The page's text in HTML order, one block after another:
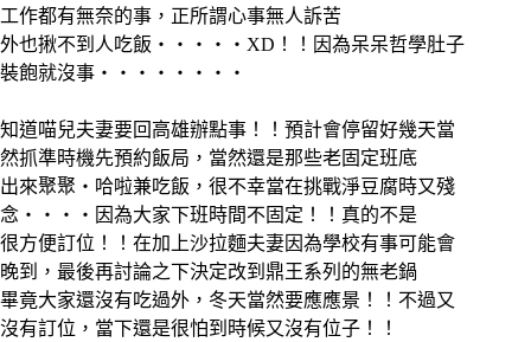
工作都有無奈的事，正所謂心事無人訴苦
外也揪不到人吃飯‧‧‧‧‧XD！！因為呆呆哲學肚子
裝飽就沒事‧‧‧‧‧‧‧‧
知道喵兒夫妻要回高雄辦點事！！預計會停留好幾天當
然抓準時機先預約飯局，當然還是那些老固定班底
出來聚聚‧哈啦兼吃飯，很不幸當在挑戰淨豆腐時又殘
念‧‧‧‧因為大家下班時間不固定！！真的不是
很方便訂位！！在加上沙拉麵夫妻因為學校有事可能會
晚到，最後再討論之下決定改到鼎王系列的無老鍋
畢竟大家還沒有吃過外，冬天當然要應應景！！不過又
沒有訂位，當下還是很怕到時候又沒有位子！！